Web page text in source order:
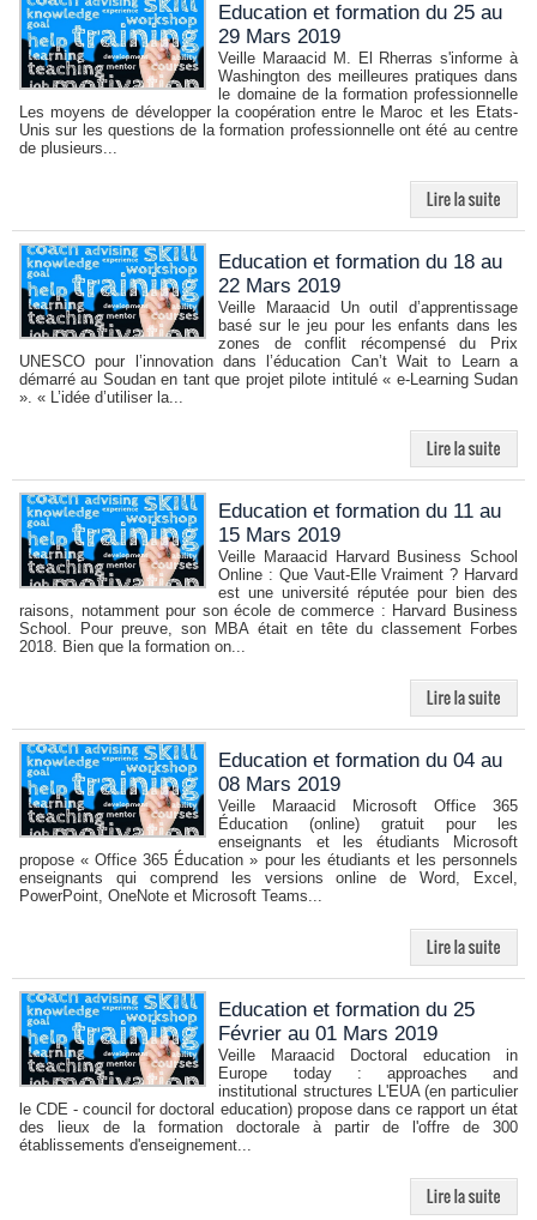
Education et formation du 25 au
29 Mars 2019
Veille Maraacid M. El Rherras s'informe à
Washington des meilleures pratiques dans
le domaine de la formation professionnelle
Les moyens de développer la coopération entre le Maroc et les Etats-
Unis sur les questions de la formation professionnelle ont été au centre
de plusieurs...
Education et formation du 18 au
22 Mars 2019
Veille Maraacid Un outil d’apprentissage
basé sur le jeu pour les enfants dans les
zones de conflit récompensé du Prix
UNESCO pour l’innovation dans l’éducation Can’t Wait to Learn a
démarré au Soudan en tant que projet pilote intitulé « e-Learning Sudan
». « L’idée d’utiliser la...
Education et formation du 11 au
15 Mars 2019
Veille Maraacid Harvard Business School
Online : Que Vaut-Elle Vraiment ? Harvard
est une université réputée pour bien des
raisons, notamment pour son école de commerce : Harvard Business
School. Pour preuve, son MBA était en tête du classement Forbes
2018. Bien que la formation on...
Education et formation du 04 au
08 Mars 2019
Veille Maraacid Microsoft Office 365
Éducation (online) gratuit pour les
enseignants et les étudiants Microsoft
propose « Office 365 Éducation » pour les étudiants et les personnels
enseignants qui comprend les versions online de Word, Excel,
PowerPoint, OneNote et Microsoft Teams...
Education et formation du 25
Février au 01 Mars 2019
Veille Maraacid Doctoral education in
Europe today : approaches and
institutional structures L'EUA (en particulier
le CDE - council for doctoral education) propose dans ce rapport un état
des lieux de la formation doctorale à partir de l'offre de 300
établissements d'enseignement...